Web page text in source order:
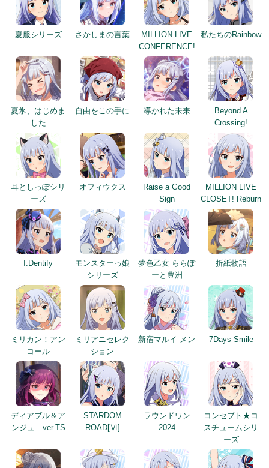
夏服シリーズ さかしまの言葉
MILLION LIVE
CONFERENCE!
私たちのRainbow
夏氷、はじめま
した
自由をこの手に 導かれた未来
Beyond A
Crossing!
耳としっぽシリ
ーズ
オフィウクス
Raise a Good
Sign
MILLION LIVE
CLOSET! Reburn
I.Dentify
モンスターっ娘
シリーズ
夢色乙女 ららぽ
ーと豊洲
折紙物語
ミリカン！アン
コール
ミリアニセレク
ション
新宿マルイ メン 7Days Smile
ディアブル＆ア
ンジュ ver.TS
STARDOM
ROAD[Ⅵ]
ラウンドワン
2024
コンセプト★コ
スチュームシリ
ーズ